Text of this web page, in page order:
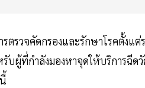
รตรวจคัดกรองและรักษาโรคตั้ง
ผู้ที่กำลังมองหาจุดให้บริการฉีด